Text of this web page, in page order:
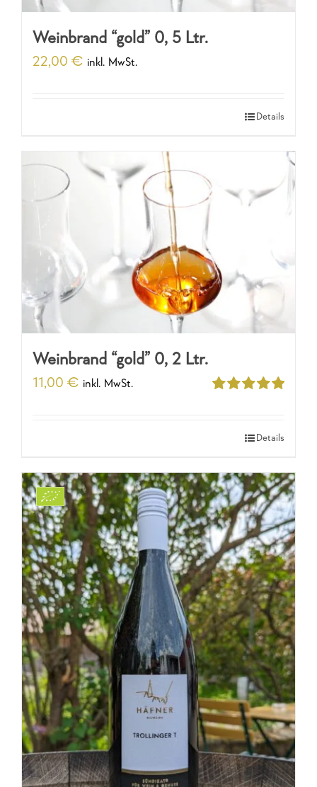
Weinbrand “gold” 0, 5 Ltr.
22,00 € inkl. MwSt.
Details
Weinbrand “gold” 0, 2 Ltr.
11,00 € inkl. MwSt.
Details